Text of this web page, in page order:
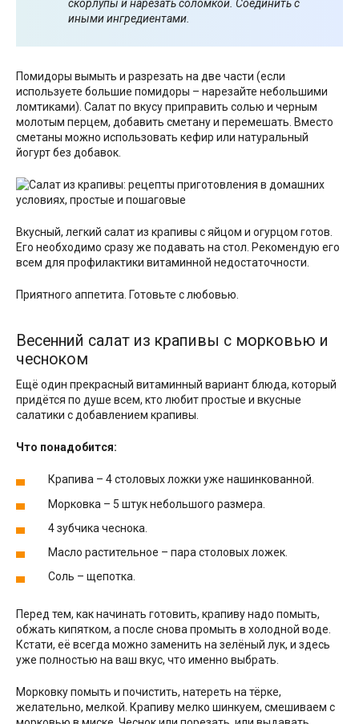
скорлупы и нарезать соломкой. Соединить с
иными ингредиентами.
Помидоры вымыть и разрезать на две части (если
используете большие помидоры – нарезайте небольшими
ломтиками). Салат по вкусу приправить солью и черным
молотым перцем, добавить сметану и перемешать. Вместо
сметаны можно использовать кефир или натуральный
йогурт без добавок.
Вкусный, легкий салат из крапивы с яйцом и огурцом готов.
Его необходимо сразу же подавать на стол. Рекомендую его
всем для профилактики витаминной недостаточности.
Приятного аппетита. Готовьте с любовью.
Весенний салат из крапивы с морковью и
чесноком
Ещё один прекрасный витаминный вариант блюда, который
придётся по душе всем, кто любит простые и вкусные
салатики с добавлением крапивы.
Что понадобится:
Крапива – 4 столовых ложки уже нашинкованной.
Морковка – 5 штук небольшого размера.
4 зубчика чеснока.
Масло растительное – пара столовых ложек.
Соль – щепотка.
Перед тем, как начинать готовить, крапиву надо помыть,
обжать кипятком, а после снова промыть в холодной воде.
Кстати, её всегда можно заменить на зелёный лук, и здесь
уже полностью на ваш вкус, что именно выбрать.
Морковку помыть и почистить, натереть на тёрке,
желательно, мелкой. Крапиву мелко шинкуем, смешиваем с